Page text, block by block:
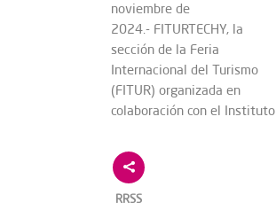
noviembre de
2024.- FITURTECHY, la
sección de la Feria
Internacional del Turismo
(FITUR) organizada en
colaboración con el Instituto
RRSS